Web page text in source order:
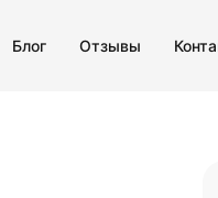
Блог Отзывы